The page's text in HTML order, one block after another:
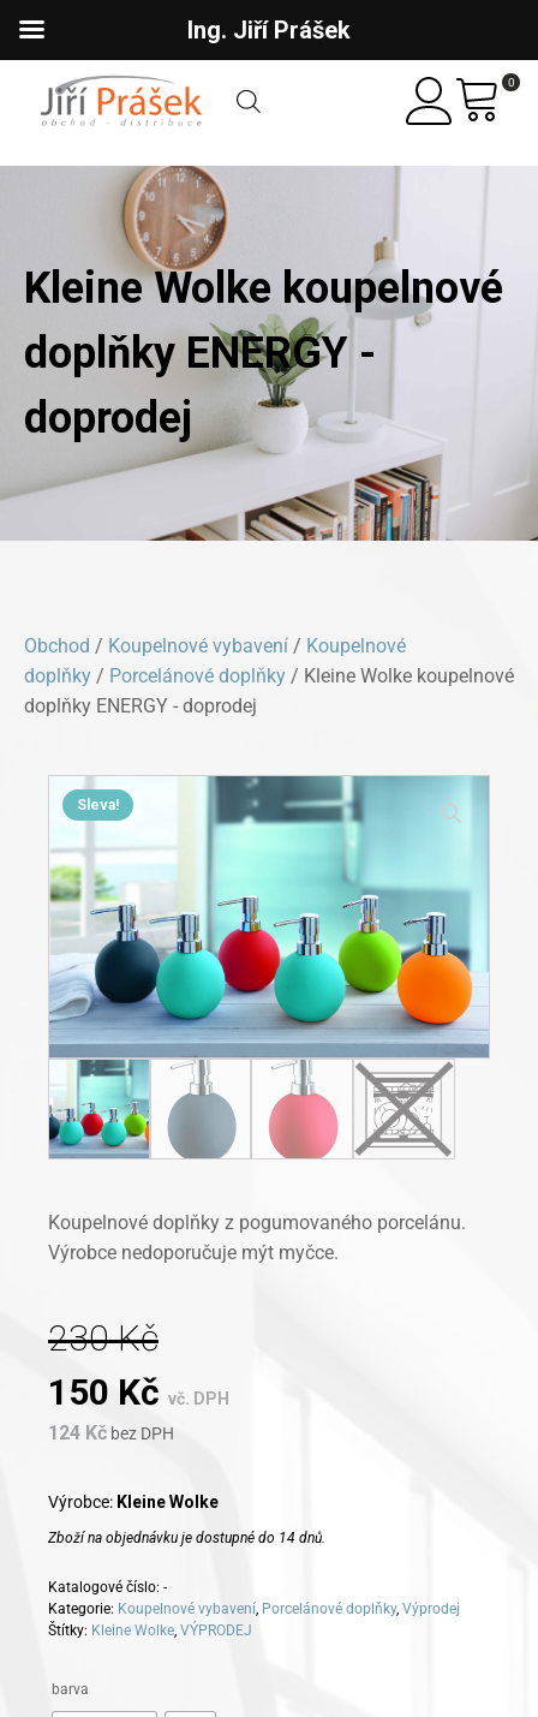
0
Kleine Wolke koupelnové
doplňky ENERGY -
doprodej
Obchod / Koupelnové vybavení / Koupelnové
doplňky / Porcelánové doplňky / Kleine Wolke koupelnové
doplňky ENERGY - doprodej
Sleva!
Koupelnové doplňky z pogumovaného porcelánu.
Výrobce nedoporučuje mýt myčce.
230Kč
Original
price
was:
230 Kč.
150 Kč Current
price
is:
150 Kč.
vč. DPH
124 Kč bez DPH
Výrobce: Kleine Wolke
Zboží na objednávku je dostupné do 14 dnů.
Katalogové číslo: -
Kategorie: Koupelnové vybavení, Porcelánové doplňky, Výprodej
Štítky: Kleine Wolke, VÝPRODEJ
barva
Ing. Jiří Prášek